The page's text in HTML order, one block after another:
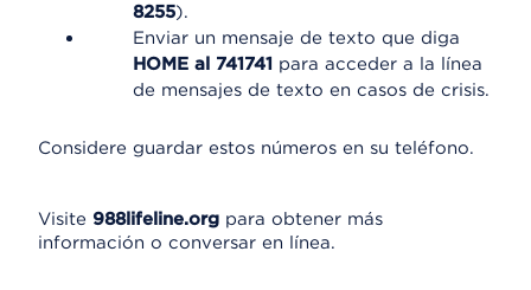
8255).
Enviar un mensaje de texto que diga
HOME al 741741 para acceder a la línea
de mensajes de texto en casos de crisis.
Considere guardar estos números en su teléfono.
Visite 988lifeline.org para obtener más
información o conversar en línea.